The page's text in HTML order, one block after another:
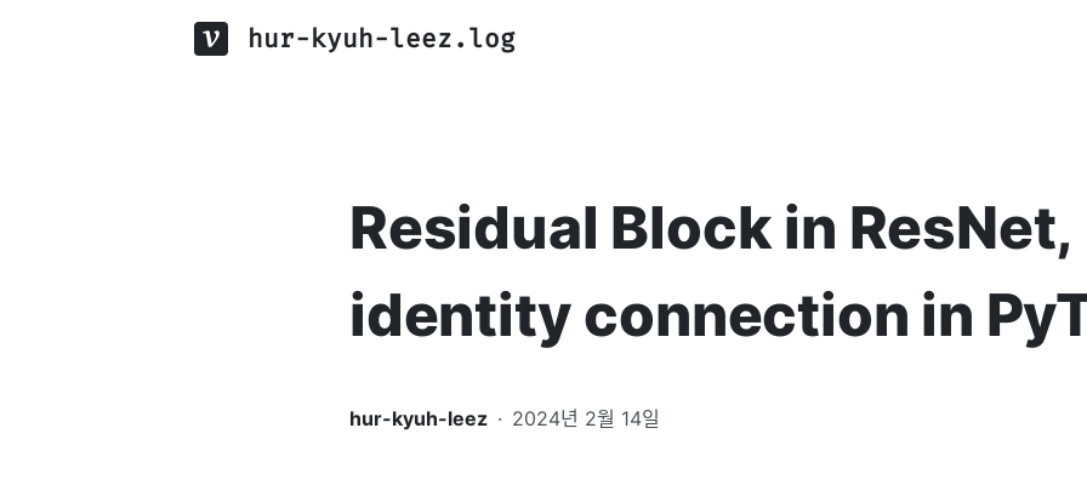
hur-kyuh-leez.log
Residual Block in ResNet,
identity connection in
hur-kyuh-leez · 2024년 2월 14일